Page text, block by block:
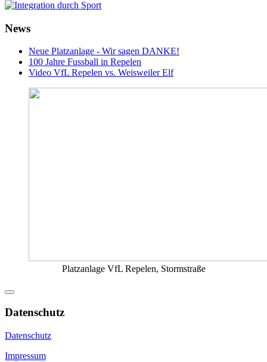
News
Neue Platzanlage - Wir sagen DANKE!
100 Jahre Fussball in Repelen
Video VfL Repelen vs. Weisweiler Elf
Platzanlage VfL Repelen, Stormstraße
Datenschutz
Datenschutz
Impressum